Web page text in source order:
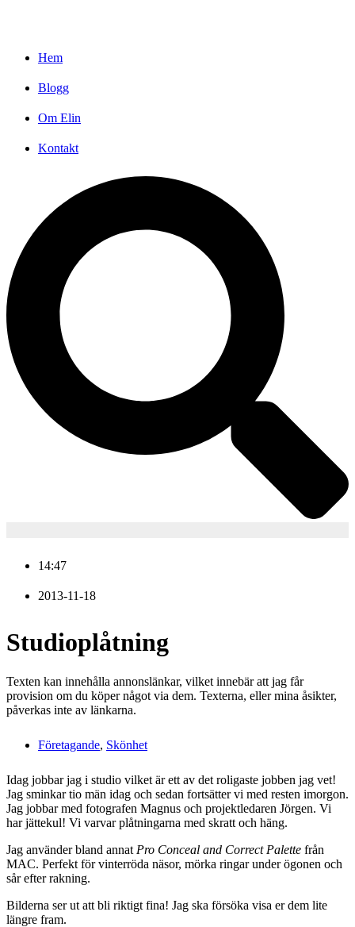
Hem
Blogg
Om Elin
Kontakt
14:47
2013-11-18
Studioplåtning
Texten kan innehålla annonslänkar, vilket innebär att jag får
provision om du köper något via dem. Texterna, eller mina åsikter,
påverkas inte av länkarna.
Företagande, Skönhet
Idag jobbar jag i studio vilket är ett av det roligaste jobben jag vet!
Jag sminkar tio män idag och sedan fortsätter vi med resten imorgon.
Jag jobbar med fotografen Magnus och projektledaren Jörgen. Vi
har jättekul! Vi varvar plåtningarna med skratt och häng.
Jag använder bland annat Pro Conceal and Correct Palette från
MAC. Perfekt för vinterröda näsor, mörka ringar under ögonen och
sår efter rakning.
Bilderna ser ut att bli riktigt fina! Jag ska försöka visa er dem lite
längre fram.